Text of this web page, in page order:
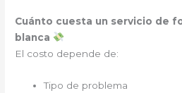
Cuánto cuesta un servicio de
blanca
El costo depende de:
Tipo de problema